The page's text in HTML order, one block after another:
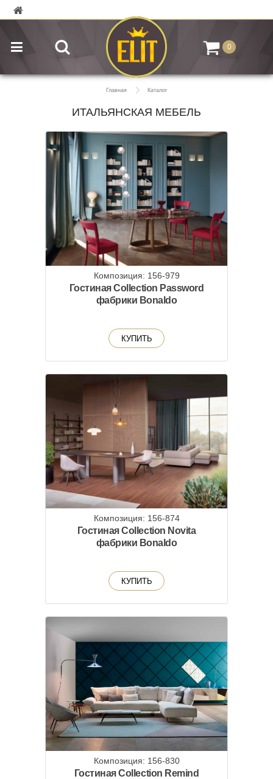
0
Главная Каталог
ИТАЛЬЯНСКАЯ МЕБЕЛЬ
Композиция: 156-979
Гостиная Collection Password
фабрики Bonaldo
КУПИТЬ
Композиция: 156-874
Гостиная Collection Novita
фабрики Bonaldo
КУПИТЬ
Композиция: 156-830
Гостиная Collection Remind